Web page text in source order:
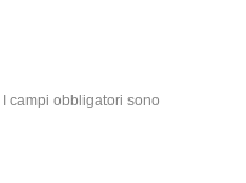
I campi obbligatori sono